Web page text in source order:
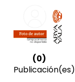
(0)
Publicación(es)